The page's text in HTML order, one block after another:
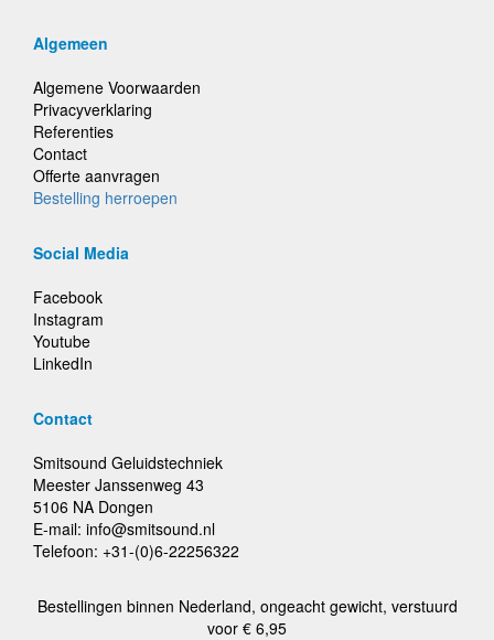
Algemeen
Algemene Voorwaarden
Privacyverklaring
Referenties
Contact
Offerte aanvragen
Bestelling herroepen
Social Media
Facebook
Instagram
Youtube
LinkedIn
Contact
Smitsound Geluidstechniek
Meester Janssenweg 43
5106 NA Dongen
E-mail: info@smitsound.nl
Telefoon: +31-(0)6-22256322
Bestellingen binnen Nederland, ongeacht gewicht, verstuurd
voor € 6,95